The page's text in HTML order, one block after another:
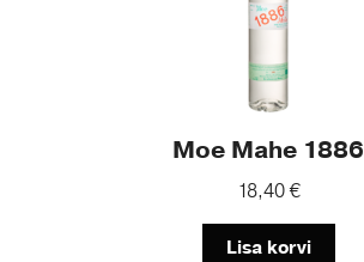
Moe Mahe 1886
18,40€
Lisa korvi